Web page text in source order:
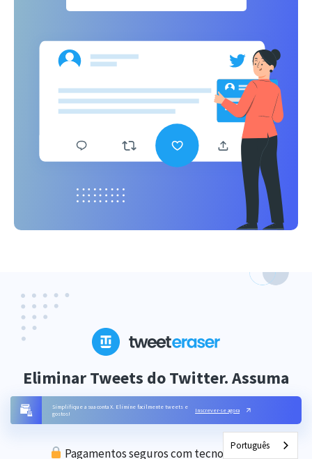
Simplifique a sua conta X. Elimine facilmente tweets e
gostos!
Inscrever-se agora
Eliminar Tweets do Twitter. Assuma
o controlo do seu perfil.
Pagamentos seguros com tecnologia da
Português